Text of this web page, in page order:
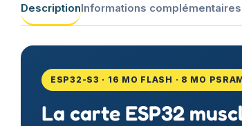
DescriptionInformations complémentaires
ESP32-S3 · 16 MO FLASH · 8 MO
La carte ESP32